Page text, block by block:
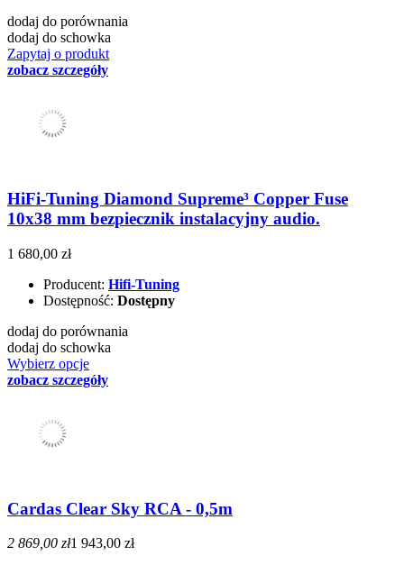
dodaj do porównania
dodaj do schowka
Zapytaj o produkt
zobacz szczegóły
HiFi-Tuning Diamond Supreme³ Copper Fuse
10x38 mm bezpiecznik instalacyjny audio.
1 680,00 zł
Producent: Hifi-Tuning
Dostępność: Dostępny
dodaj do porównania
dodaj do schowka
Wybierz opcje
zobacz szczegóły
Cardas Clear Sky RCA - 0,5m
2 869,00 zł1 943,00 zł